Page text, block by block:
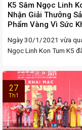
K5 Sâm Ngọc Linh
Nhận Giải Thưởng
Phẩm Vàng Vì Sức
Ngày 30/1/2021 vừa
Ngọc Linh Kon Tum K5
27
Th1